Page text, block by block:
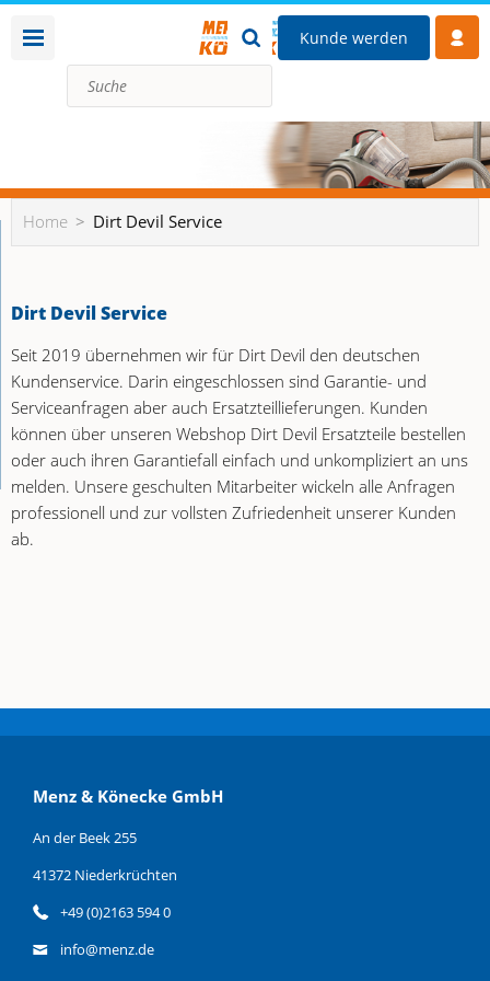
Kunde werden
Home Dirt Devil Service
Dirt Devil Service
Seit 2019 übernehmen wir für Dirt Devil den deutschen
Kundenservice. Darin eingeschlossen sind Garantie- und
Serviceanfragen aber auch Ersatzteillieferungen. Kunden
können über unseren Webshop Dirt Devil Ersatzteile bestellen
oder auch ihren Garantiefall einfach und unkompliziert an uns
melden. Unsere geschulten Mitarbeiter wickeln alle Anfragen
professionell und zur vollsten Zufriedenheit unserer Kunden
ab.
Menz & Könecke GmbH
An der Beek 255
41372 Niederkrüchten
+49 (0)2163 594 0
info@menz.de